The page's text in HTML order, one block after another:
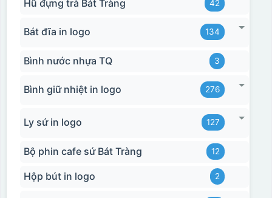
Hũ đựng trà Bát Tràng 42
Bát đĩa in logo 134
Bình nước nhựa TQ 3
Bình giữ nhiệt in logo 276
Ly sứ in logo 127
Bộ phin cafe sứ Bát Tràng 12
Hộp bút in logo 2